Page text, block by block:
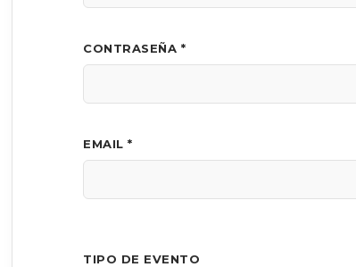
CONTRASEÑA *
EMAIL *
TIPO DE EVENTO